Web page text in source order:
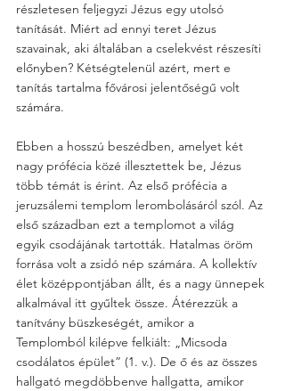
részletesen feljegyzi Jézus egy utolsó
tanítását. Miért ad ennyi teret Jézus
szavainak, aki általában a cselekvést részesíti
előnyben? Kétségtelenül azért, mert e
tanítás tartalma fővárosi jelentőségű volt
számára.
Ebben a hosszú beszédben, amelyet két
nagy prófécia közé illesztettek be, Jézus
több témát is érint. Az első prófécia a
jeruzsálemi templom lerombolásáról szól. Az
első században ezt a templomot a világ
egyik csodájának tartották. Hatalmas öröm
forrása volt a zsidó nép számára. A kollektív
élet középpontjában állt, és a nagy ünnepek
alkalmával itt gyűltek össze. Átérezzük a
tanítvány büszkeségét, amikor a
Templomból kilépve felkiált: „Micsoda
csodálatos épület” (1. v.). De ő és az összes
hallgató megdöbbenve hallgatta, amikor